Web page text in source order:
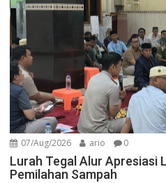
07/Aug/2026 ario 0
Lurah Tegal Alur Apresiasi
Pemilahan Sampah